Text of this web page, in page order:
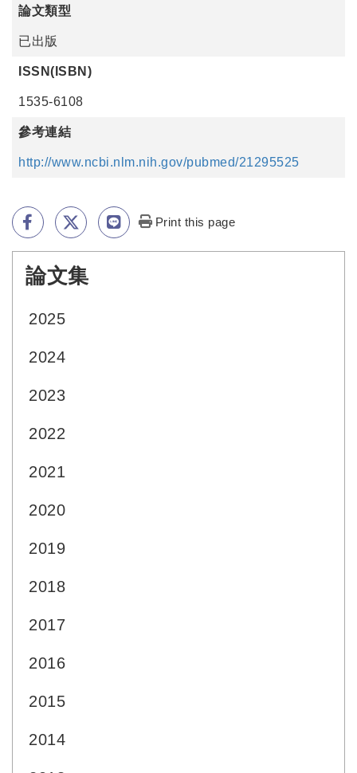
論文類型
已出版
ISSN(ISBN)
1535-6108
參考連結
http://www.ncbi.nlm.nih.gov/pubmed/21295525
Print this page
論文集
2025
2024
2023
2022
2021
2020
2019
2018
2017
2016
2015
2014